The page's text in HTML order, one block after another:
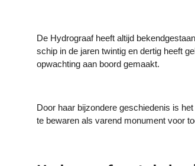
De Hydrograaf heeft altijd
schip in de jaren twintig en dertig heeft
opwachting aan boord gemaakt.
Door haar bijzondere geschiedenis is
te bewaren als varend monument voor